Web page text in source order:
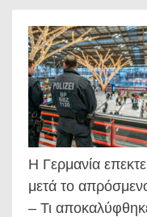
Η Γερμανία
μετά το
– Τι